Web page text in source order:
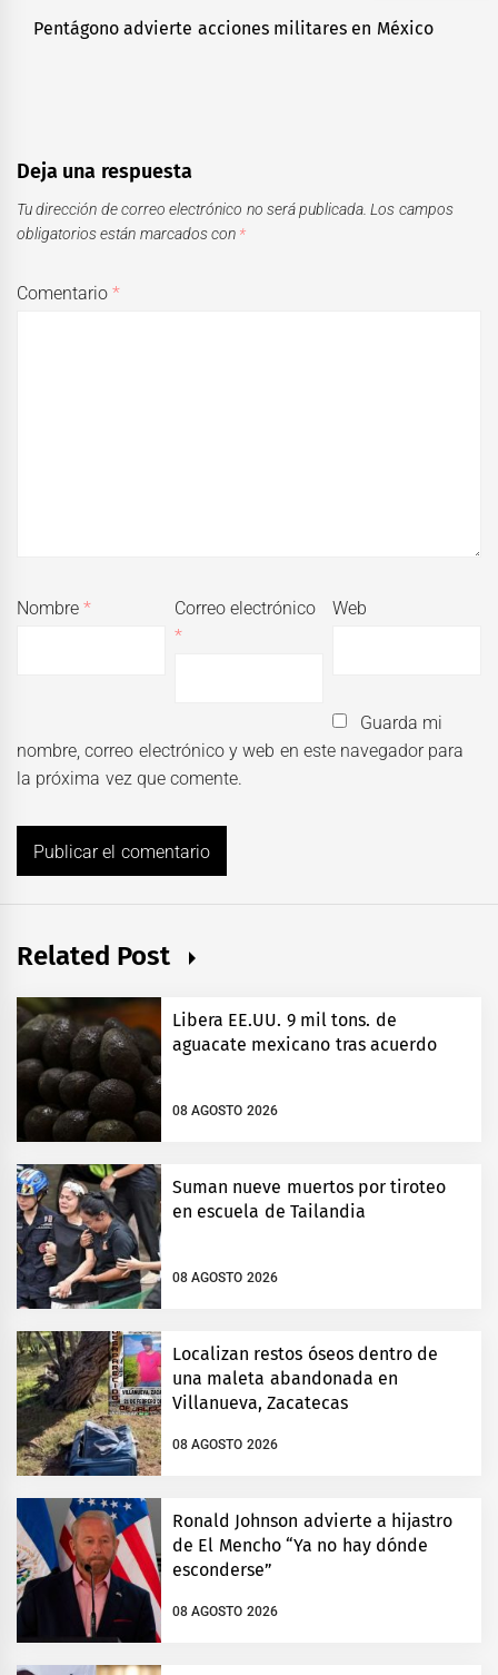
Next
Pentágono advierte acciones militares en México
Deja una respuesta
Tu dirección de correo electrónico no será publicada. Los campos
obligatorios están marcados con *
Comentario*
Nombre*
Correo electrónico
*
Web
Guarda mi
nombre, correo electrónico y web en este navegador para
la próxima vez que comente.
Related Post
Libera EE.UU. 9 mil tons. de
aguacate mexicano tras acuerdo
08 AGOSTO 2026
Suman nueve muertos por tiroteo
en escuela de Tailandia
08 AGOSTO 2026
Localizan restos óseos dentro de
una maleta abandonada en
Villanueva, Zacatecas
08 AGOSTO 2026
Ronald Johnson advierte a hijastro
de El Mencho “Ya no hay dónde
esconderse”
08 AGOSTO 2026